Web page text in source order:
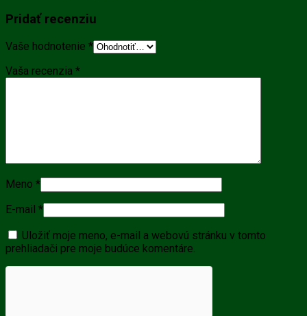
Pridať recenziu
Vaše hodnotenie *
Vaša recenzia *
Meno *
E-mail *
Uložiť moje meno, e-mail a webovú stránku v tomto
prehliadači pre moje budúce komentáre.